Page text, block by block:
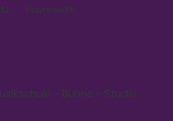
Impressum
- Bühne - Studio